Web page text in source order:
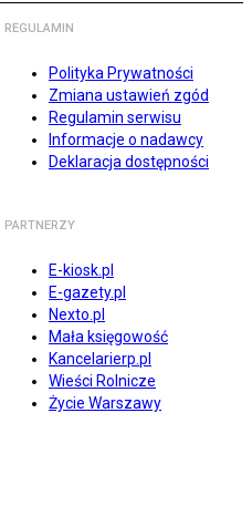
REGULAMIN
Polityka Prywatności
Zmiana ustawień zgód
Regulamin serwisu
Informacje o nadawcy
Deklaracja dostępności
PARTNERZY
E-kiosk.pl
E-gazety.pl
Nexto.pl
Mała księgowość
Kancelarierp.pl
Wieści Rolnicze
Życie Warszawy